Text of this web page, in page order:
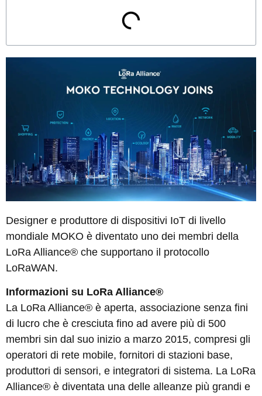
Designer e produttore di dispositivi IoT di livello
mondiale MOKO è diventato uno dei membri della
LoRa Alliance® che supportano il protocollo
LoRaWAN.
Informazioni su LoRa Alliance®
La LoRa Alliance® è aperta, associazione senza fini
di lucro che è cresciuta fino ad avere più di 500
membri sin dal suo inizio a marzo 2015, compresi gli
operatori di rete mobile, fornitori di stazioni base,
produttori di sensori, e integratori di sistema. La LoRa
Alliance® è diventata una delle alleanze più grandi e